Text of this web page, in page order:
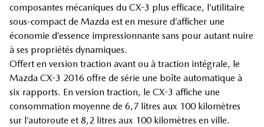
composantes mécaniques du CX-3 plus efficace, l’utilitaire
sous-compact de Mazda est en mesure d’afficher une
économie d’essence impressionnante sans pour autant nuire
à ses propriétés dynamiques.
Offert en version traction avant ou à traction intégrale, le
Mazda CX-3 2016 offre de série une boîte automatique à
six rapports. En version traction, le CX-3 affiche une
consommation moyenne de 6,7 litres aux 100 kilomètres
sur l’autoroute et 8,2 litres aux 100 kilomètres en ville.